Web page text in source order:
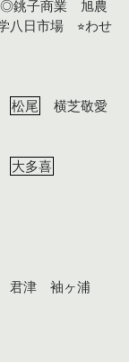
子商業 旭農
日市場 ⭐︎わせ
松尾 横芝敬愛
大多喜
君津 袖ヶ浦